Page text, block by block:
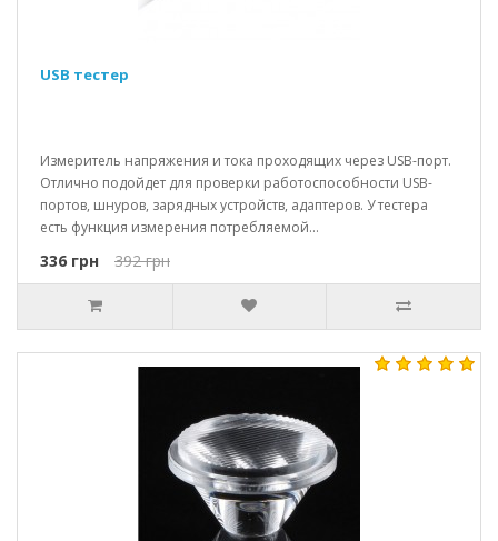
USB тестер
Измеритель напряжения и тока проходящих через USB-порт.
Отлично подойдет для проверки работоспособности USB-
портов, шнуров, зарядных устройств, адаптеров. У тестера
есть функция измерения потребляемой...
336 грн 392 грн